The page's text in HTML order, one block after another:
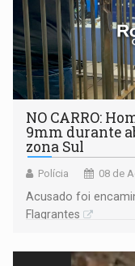
NO CARRO:
9mm durante
zona Sul
Polícia 08 de
Acusado foi
Flagrantes